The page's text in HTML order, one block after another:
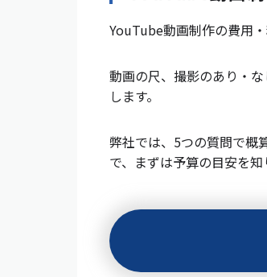
YouTube動画制作の費用
動画の尺、撮影のあり・
します。
弊社では、5つの質問で概
で、まずは予算の目安を